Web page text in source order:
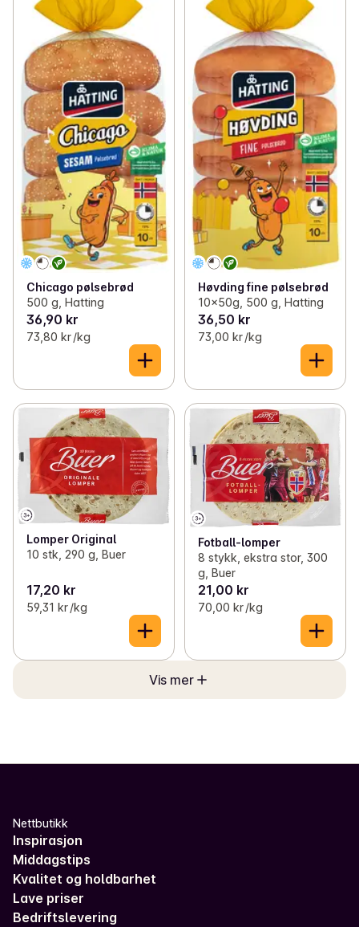
Chicago pølsebrød
500 g, Hatting
36,90 kr
73,80 kr /kg
Høvding fine pølsebrød
10x50g, 500 g, Hatting
36,50 kr
73,00 kr /kg
Lomper Original
10 stk, 290 g, Buer
17,20 kr
59,31 kr /kg
Fotball-lomper
8 stykk, ekstra stor, 300
g, Buer
21,00 kr
70,00 kr /kg
Vis mer
Nettbutikk
Inspirasjon
Middagstips
Kvalitet og holdbarhet
Lave priser
Bedriftslevering